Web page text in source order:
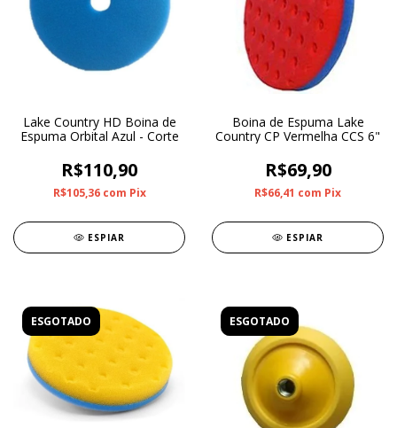
Lake Country HD Boina de
Espuma Orbital Azul - Corte
R$110,90
R$105,36 com Pix
ESPIAR
Boina de Espuma Lake
Country CP Vermelha CCS 6"
R$69,90
R$66,41 com Pix
ESPIAR
ESGOTADO ESGOTADO